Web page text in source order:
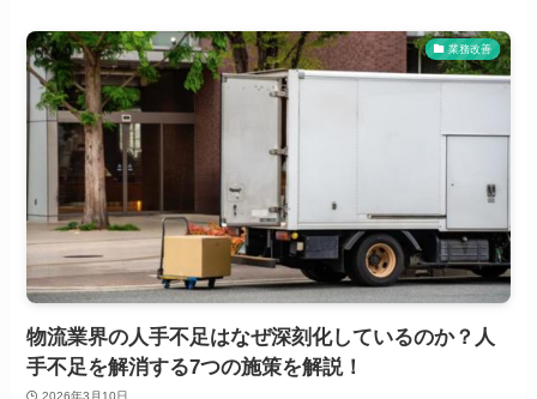
業務改善
物流業界の人手不足はなぜ深刻化しているのか？人
手不足を解消する7つの施策を解説！